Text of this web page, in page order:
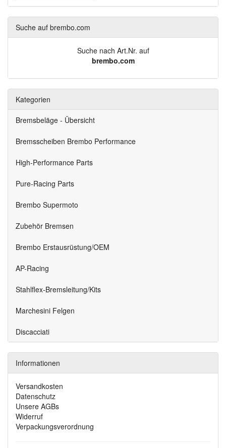
Suche auf brembo.com
Suche nach Art.Nr. auf
brembo.com
Kategorien
Bremsbeläge - Übersicht
Bremsscheiben Brembo Performance
High-Performance Parts
Pure-Racing Parts
Brembo Supermoto
Zubehör Bremsen
Brembo Erstausrüstung/OEM
AP-Racing
Stahlflex-Bremsleitung/Kits
Marchesini Felgen
Discacciati
Informationen
Versandkosten
Datenschutz
Unsere AGBs
Widerruf
Verpackungsverordnung